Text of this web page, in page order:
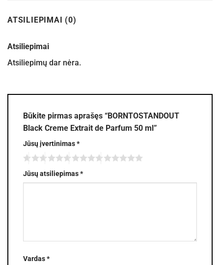
ATSILIEPIMAI (0)
Atsiliepimai
Atsiliepimų dar nėra.
Būkite pirmas aprašęs “BORNTOSTANDOUT
Black Creme Extrait de Parfum 50 ml”
Jūsų įvertinimas*
Jūsų atsiliepimas*
Vardas*